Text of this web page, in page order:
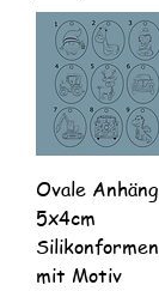
Ovale
5x4cm
Silikonformen
mit Motiv